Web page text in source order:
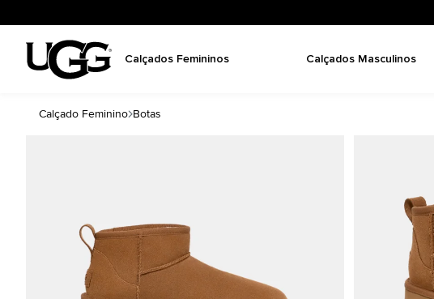
Calçados Femininos Calçados Masculinos
Calçado Feminino Botas